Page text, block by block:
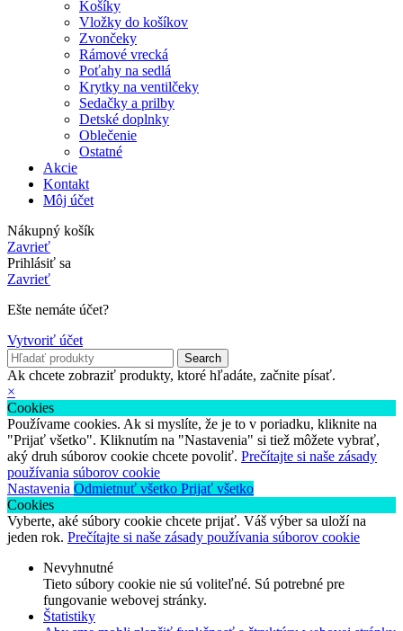
Košíky
Vložky do košíkov
Zvončeky
Rámové vrecká
Poťahy na sedlá
Krytky na ventilčeky
Sedačky a prilby
Detské doplnky
Oblečenie
Ostatné
Akcie
Kontakt
Môj účet
Nákupný košík
Zavrieť
Prihlásiť sa
Zavrieť
Ešte nemáte účet?
Vytvoriť účet
Search
Ak chcete zobraziť produkty, ktoré hľadáte, začnite písať.
×
Cookies
Používame cookies. Ak si myslíte, že je to v poriadku, kliknite na
"Prijať všetko". Kliknutím na "Nastavenia" si tiež môžete vybrať,
aký druh súborov cookie chcete povoliť. Prečítajte si naše zásady
používania súborov cookie
Nastavenia Odmietnuť všetko Prijať všetko
Cookies
Vyberte, aké súbory cookie chcete prijať. Váš výber sa uloží na
jeden rok. Prečítajte si naše zásady používania súborov cookie
Nevyhnutné
Tieto súbory cookie nie sú voliteľné. Sú potrebné pre
fungovanie webovej stránky.
Štatistiky